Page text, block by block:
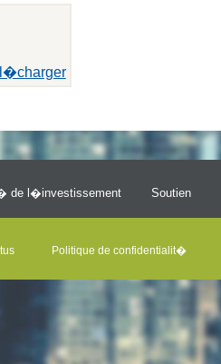
de l�investissement Soutien
Politique de confidentialit�